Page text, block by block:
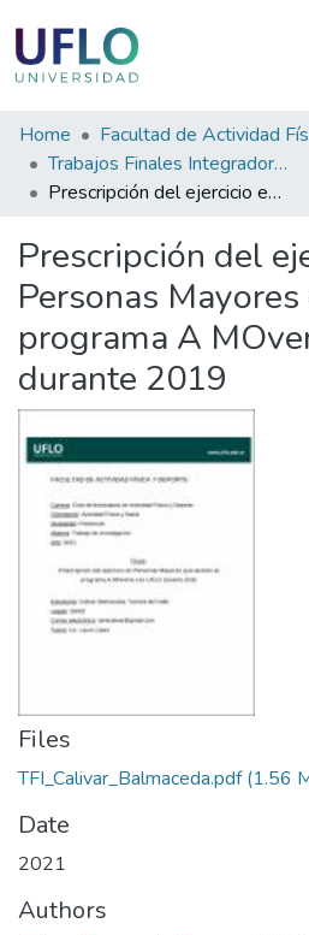
Communities
&
Collections
All of RIUFLO
Statistics
Home
Trabajos Finales Integradores (TFI) de la Licenciatura en Actividad Física y Deporte
Prescripción del ejercicio en Personas Mayores que asisten al programa A MOverte con UFLO durante 2019
Prescripción del
Personas
programa A
durante 2019
Files
TFI_Calivar_Balmaceda.pdf(1.56
Date
2021
Authors